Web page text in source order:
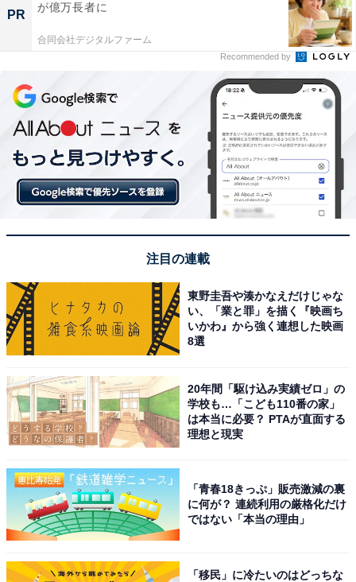
自宅のテレビ音声を映画館のような臨場感で楽しみたい
人や、デザイン性と音質にこだわりたい人には、おすす
あわせて読みたい
【Amazonベストセラー1位】デノン「AVア
ンプ」は伝統のオーディオ技術による豊かな
表現力が魅力【7月5日】
【今日チェックしたい】JVCケンウッドの人気商
品5選
JVCケンウッド「NX-W30」
PR
が億万長者に
合同会社デジタルファーム
Recommended by
注目の連載
東野圭吾や湊かなえだけじゃな
い、「業と罪」を描く『映画ち
いかわ』から強く連想した映画
8選
20年間「駆け込み実績ゼロ」の
学校も…「こども110番の家」
は本当に必要？ PTAが直面する
理想と現実
「青春18きっぷ」販売激減の裏
に何が？ 連続利用の厳格化だけ
ではない「本当の理由」
「移民」に冷たいのはどっちな